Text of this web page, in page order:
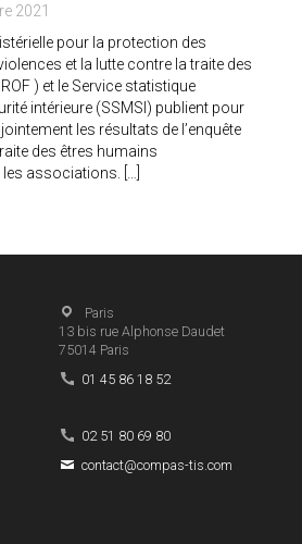
2021
pour la protection des
et la lutte contre la traite des
) et le Service statistique
intérieure (SSMSI) publient pour
les résultats de l’enquête
des êtres humains
associations. […]
Paris
13 bis rue Alphonse Daudet
75014 Paris
01 45 86 18 52
02 51 80 69 80
contact@compas-tis.com